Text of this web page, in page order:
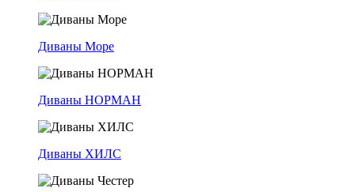
Диваны Море
Диваны НОРМАН
Диваны ХИЛС